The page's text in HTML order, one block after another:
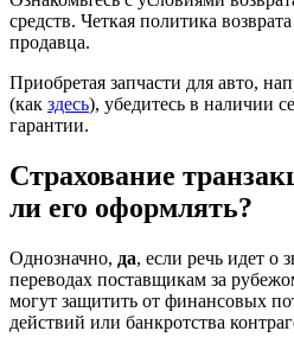
средств. Четкая политика
продавца.
Приобретая запчасти для авто,
(как здесь), убедитесь в наличии
гарантии.
Страхование
ли его оформлять?
Однозначно, да, если речь идет о
переводах поставщикам за
могут защитить от финансовых
действий или банкротства